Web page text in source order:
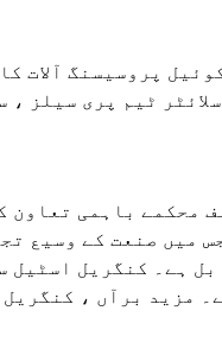
پروسیسنگ آلات
ٹیم پری سیلز
محکمے باہمی
میں صنعت کے وسیع
ہے۔ کنگریل اسٹیل
مزید برآں ،